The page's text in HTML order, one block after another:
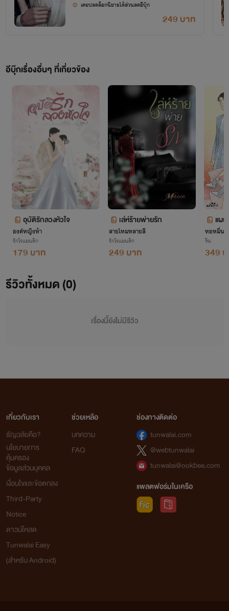
249 บาท
เคยปลดล็อกนิยายได้ส่วนลดอีบุ๊ก
อีบุ๊กเรื่องอื่นๆ ที่เกี่ยวข้อง
อุบัติรักลวงหัวใจ
องค์หญิงห้า
รักโรแมนติก
179 บาท
เล่ห์ร้ายพ่ายรัก
สายไหมหลายสี
รักโรแมนติก
249 บาท
แผ
หอหมื่น
จีน
349
รีวิวทั้งหมด (0)
เรื่องนี้ยังไม่มีรีวิว
เกี่ยวกับเรา
ธัญวลัยคือ?
นโยบายการ
คุ้มครอง
ข้อมูลส่วนบุคคล
เงื่อนไขและข้อตกลง
Third-Party
Notice
ดาวน์โหลด
Tunwalai Easy
(สำหรับ Android)
ช่วยเหลือ
บทความ
FAQ
ช่องทางติดต่อ
tunwalai.com
@webtunwalai
tunwalai@ookbee.com
แพลตฟอร์มในเครือ